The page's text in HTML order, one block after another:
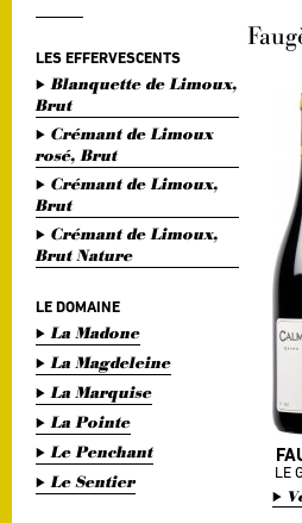
LES EFFERVESCENTS
Blanquette de Limoux,
Brut
Crémant de Limoux
rosé, Brut
Crémant de Limoux,
Brut
Crémant de Limoux,
Brut Nature
LE DOMAINE
La Madone
La Magdeleine
La Marquise
La Pointe
Le Penchant
Le Sentier
LE